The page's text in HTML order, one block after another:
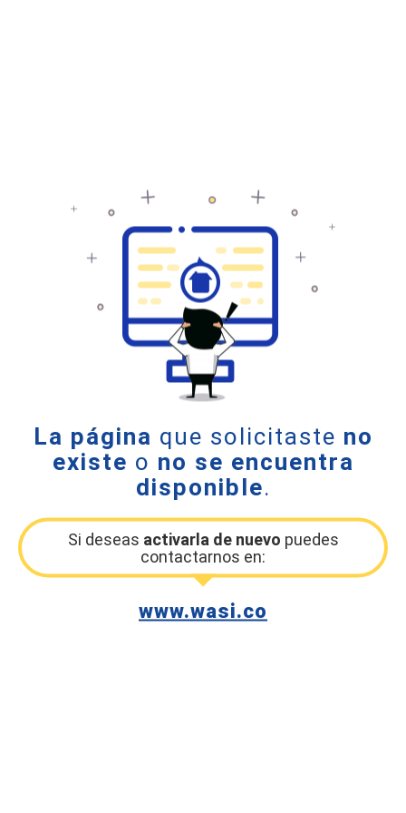
La página que solicitaste no
existe o no se encuentra
disponible.
Si deseas activarla de nuevo puedes
contactarnos en:
www.wasi.co